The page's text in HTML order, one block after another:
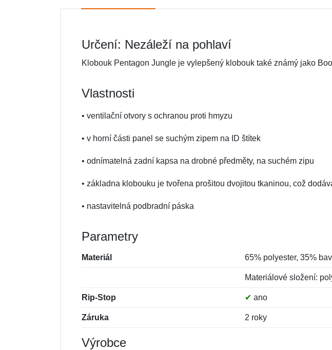
Určení: Nezáleží na pohlaví
Klobouk Pentagon Jungle je vylepšený klobouk také známý jako
Vlastnosti
• ventilační otvory s ochranou proti hmyzu
• v horní části panel se suchým zipem na ID štítek
• odnímatelná zadní kapsa na drobné předměty, na suchém zipu
• základna klobouku je tvořena prošitou dvojitou tkaninou, což
• nastavitelná podbradní páska
Parametry
Materiál 65% polyester, 35%
Materiálové složení:
Rip-Stop ✔ ano
Záruka 2 roky
Výrobce